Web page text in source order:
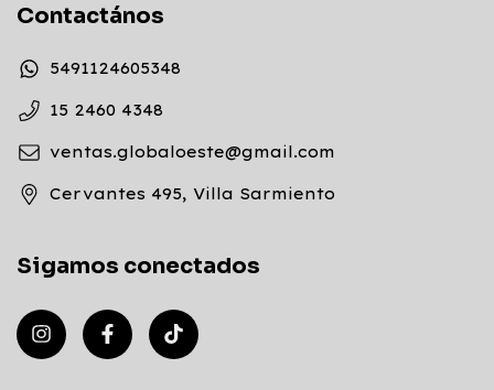
Contactános
5491124605348
15 2460 4348
ventas.globaloeste@gmail.com
Cervantes 495, Villa Sarmiento
Sigamos conectados